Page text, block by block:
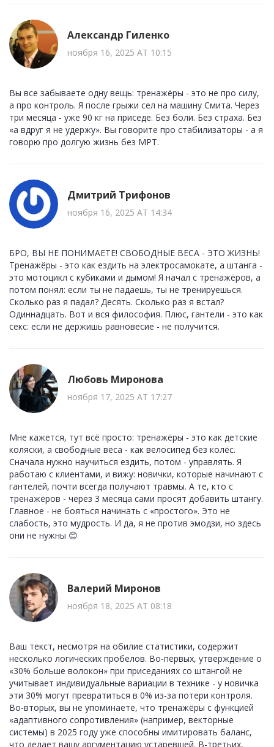
Александр Гиленко
ноября 16, 2025 AT 10:15
Вы все забываете одну вещь: тренажёры - это не про силу,
а про контроль. Я после грыжи сел на машину Смита. Через
три месяца - уже 90 кг на приседе. Без боли. Без страха. Без
«а вдруг я не удержу». Вы говорите про стабилизаторы - а я
говорю про долгую жизнь без МРТ.
Дмитрий Трифонов
ноября 16, 2025 AT 14:34
БРО, ВЫ НЕ ПОНИМАЕТЕ! СВОБОДНЫЕ ВЕСА - ЭТО ЖИЗНЬ!
Тренажёры - это как ездить на электросамокате, а штанга -
это мотоцикл с кубиками и дымом! Я начал с тренажёров, а
потом понял: если ты не падаешь, ты не тренируешься.
Сколько раз я падал? Десять. Сколько раз я встал?
Одиннадцать. Вот и вся философия. Плюс, гантели - это как
секс: если не держишь равновесие - не получится.
Любовь Миронова
ноября 17, 2025 AT 17:27
Мне кажется, тут всё просто: тренажёры - это как детские
коляски, а свободные веса - как велосипед без колёс.
Сначала нужно научиться ездить, потом - управлять. Я
работаю с клиентами, и вижу: новички, которые начинают с
гантелей, почти всегда получают травмы. А те, кто с
тренажёров - через 3 месяца сами просят добавить штангу.
Главное - не бояться начинать с «простого». Это не
слабость, это мудрость. И да, я не против эмодзи, но здесь
они не нужны 😊
Валерий Миронов
ноября 18, 2025 AT 08:18
Ваш текст, несмотря на обилие статистики, содержит
несколько логических пробелов. Во-первых, утверждение о
«30% больше волокон» при приседаниях со штангой не
учитывает индивидуальные вариации в технике - у новичка
эти 30% могут превратиться в 0% из-за потери контроля.
Во-вторых, вы не упоминаете, что тренажёры с функцией
«адаптивного сопротивления» (например, векторные
системы) в 2025 году уже способны имитировать баланс,
что делает вашу аргументацию устаревшей. В-третьих,